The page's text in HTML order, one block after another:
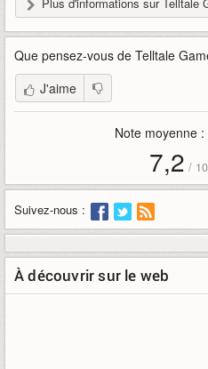
Plus d'informations sur Telltale
Que pensez-vous de Telltale
J'aime
Note moyenne :
7,2 / 10
Suivez-nous :
À découvrir sur le web